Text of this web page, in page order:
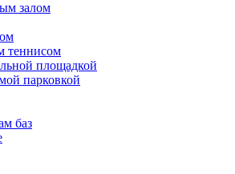
залом
теннисом
площадкой
парковкой
баз